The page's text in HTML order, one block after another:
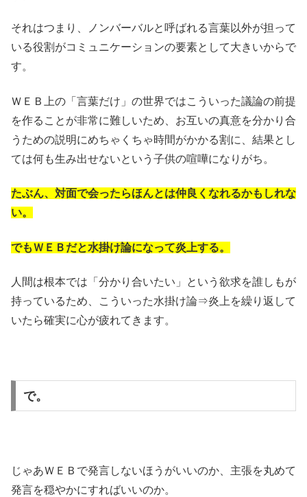
それはつまり、ノンバーバルと呼ばれる言葉以外が担って
いる役割がコミュニケーションの要素として大きいからで
す。
ＷＥＢ上の「言葉だけ」の世界ではこういった議論の前提
を作ることが非常に難しいため、お互いの真意を分かり合
うための説明にめちゃくちゃ時間がかかる割に、結果とし
ては何も生み出せないという子供の喧嘩になりがち。
たぶん、対面で会ったらほんとは仲良くなれるかもしれな
い。
でもＷＥＢだと水掛け論になって炎上する。
人間は根本では「分かり合いたい」という欲求を誰しもが
持っているため、こういった水掛け論⇒炎上を繰り返して
いたら確実に心が疲れてきます。
で。
じゃあＷＥＢで発言しないほうがいいのか、主張を丸めて
発言を穏やかにすればいいのか。